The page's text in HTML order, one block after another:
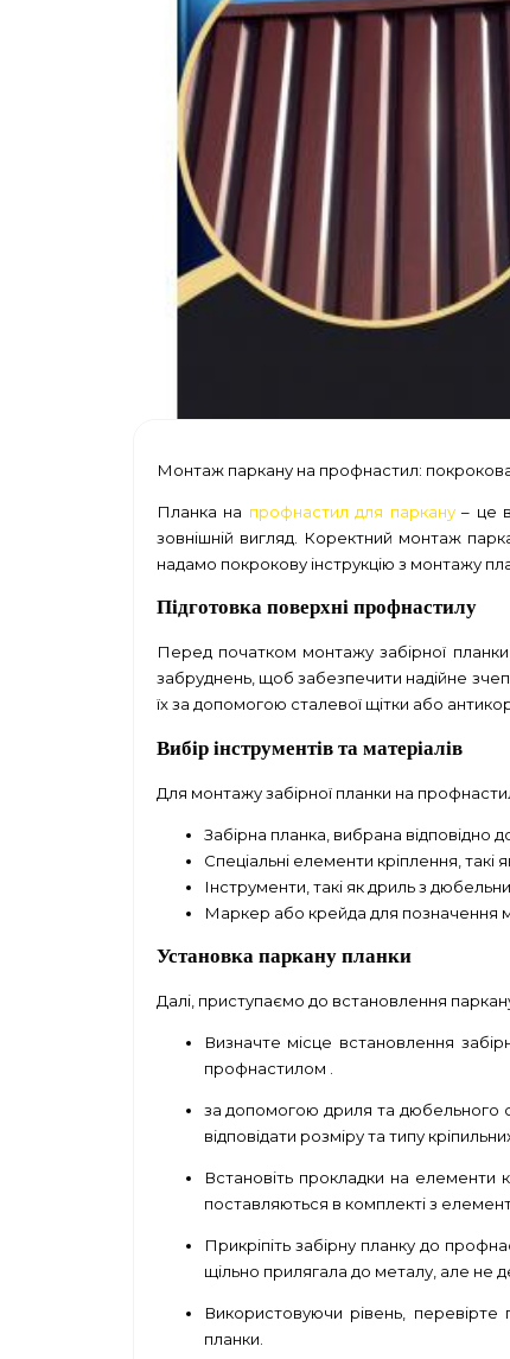
Монтаж паркану на профнастил: покрокова
Планка на профнастил для паркану– це
зовнішній вигляд. Коректний монтаж
надамо покрокову інструкцію з монтажу
Підготовка поверхні профнастилу
Перед початком монтажу забірної
забруднень, щоб забезпечити надійне
їх за допомогою сталевої щітки або
Вибір інструментів та матеріалів
Для монтажу забірної планки на
Забірна планка, вибрана відповідно
Спеціальні елементи кріплення, такі
Інструменти, такі як дриль з
Маркер або крейда для позначення
Установка паркану планки
Далі, приступаємо до встановлення
Визначте місце встановлення
профнастилом .
за допомогою дриля та дюбельного
відповідати розміру та типу
Встановіть прокладки на елементи
поставляються в комплекті з
Прикріпіть забірну планку до
щільно прилягала до металу, але не
Використовуючи рівень,
планки.